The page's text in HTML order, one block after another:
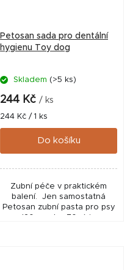
Petosan sada pro dentální
hygienu Toy dog
Skladem (>5 ks)
244 Kč / ks
Měrná
cena:
244 Kč / 1 ks
Do košíku
Zubní péče v praktickém
balení. Jen samostatná
Petosan zubní pasta pro psy
(20 g nebo 70 g) je